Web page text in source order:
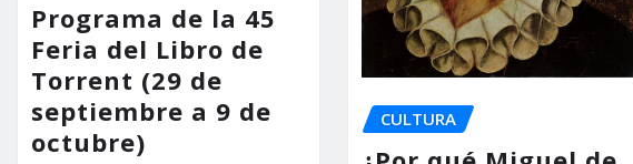
Programa de la 45
Feria del Libro de
Torrent (29 de
septiembre a 9 de
octubre)
CULTURA